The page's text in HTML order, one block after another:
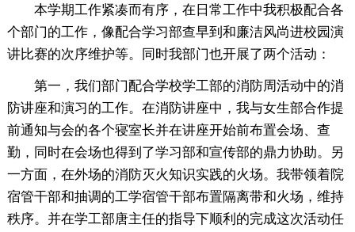
本学期工作紧凑而有序，在日常工作中我积极配合各
个部门的工作，像配合学习部查早到和廉洁风尚进校园演
讲比赛的次序维护等。同时我部门也开展了两个活动：
第一，我们部门配合学校学工部的消防周活动中的消
防讲座和演习的工作。在消防讲座中，我与女生部合作提
前通知与会的各个寝室长并在讲座开始前布置会场、查
勤，同时在会场也得到了学习部和宣传部的鼎力协助。另
一方面，在外场的消防灭火知识实践的火场。我带领着院
宿管干部和抽调的工学宿管干部布置隔离带和火场，维持
秩序。并在学工部唐主任的指导下顺利的完成这次活动任